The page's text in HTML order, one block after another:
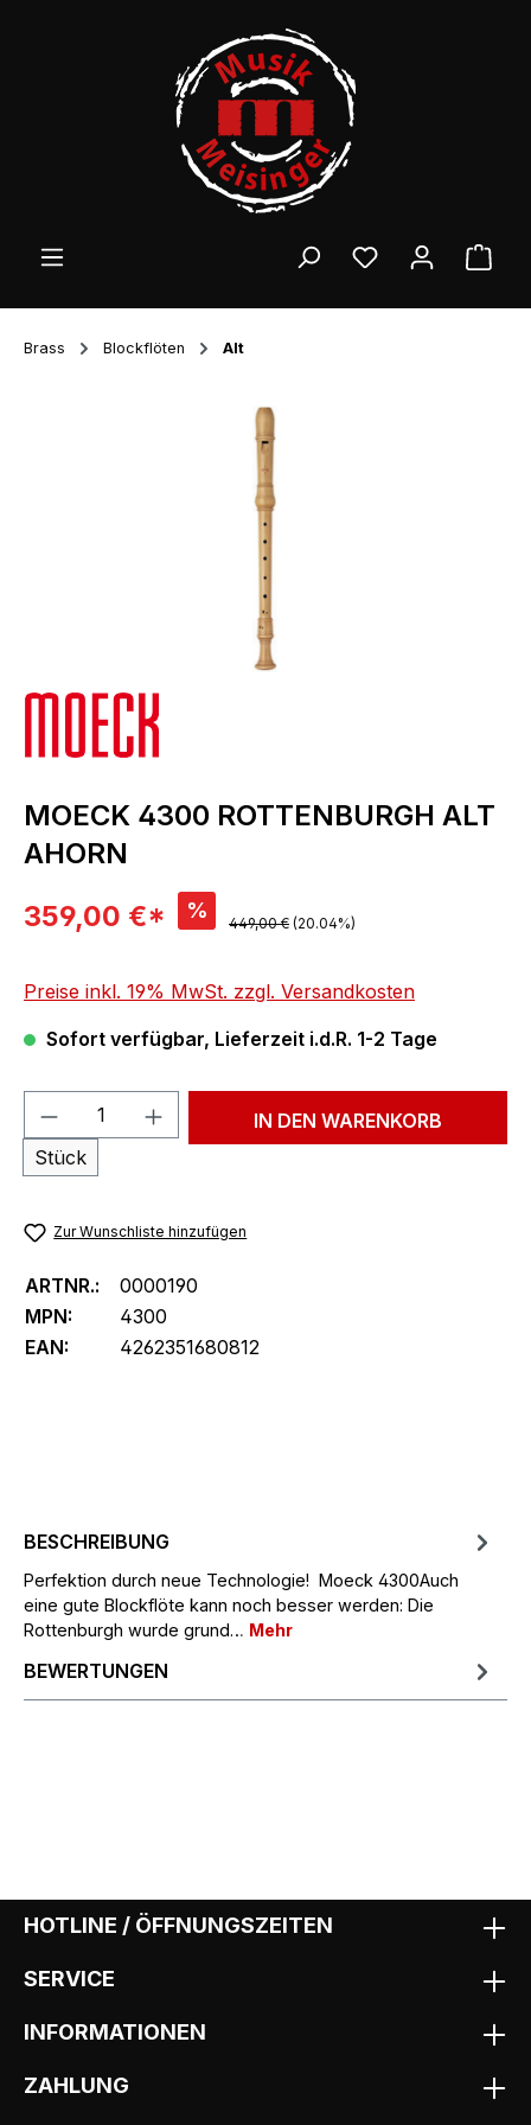
Brass Blockflöten Alt
Bildergalerie überspringen
MOECK 4300 ROTTENBURGH ALT
AHORN
Verkaufspreis:
359,00 €* % Regulärer Preis:
449,00 € (20.04%)
Preise inkl. 19% MwSt. zzgl. Versandkosten
Sofort verfügbar, Lieferzeit i.d.R. 1-2 Tage
Produkt Anzahl: Gib den
Stück
IN DEN WARENKORB
Zur Wunschliste hinzufügen
ARTNR.:
0000190
MPN:
4300
EAN:
4262351680812
BESCHREIBUNG
Perfektion durch neue Technologie! Moeck 4300Auch
eine gute Blockflöte kann noch besser werden: Die
Rottenburgh wurde grund… Mehr
BEWERTUNGEN
HOTLINE / ÖFFNUNGSZEITEN
SERVICE
INFORMATIONEN
ZAHLUNG